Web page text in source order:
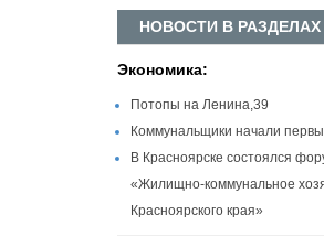
НОВОСТИ В РАЗДЕЛАХ
Экономика:
Потопы на Ленина,39
Коммунальщики начали
В Красноярске состоялся
«Жилищно-коммунальное
Красноярского края»